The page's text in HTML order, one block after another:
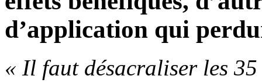
d’application qui
« Il faut désacraliser les 35